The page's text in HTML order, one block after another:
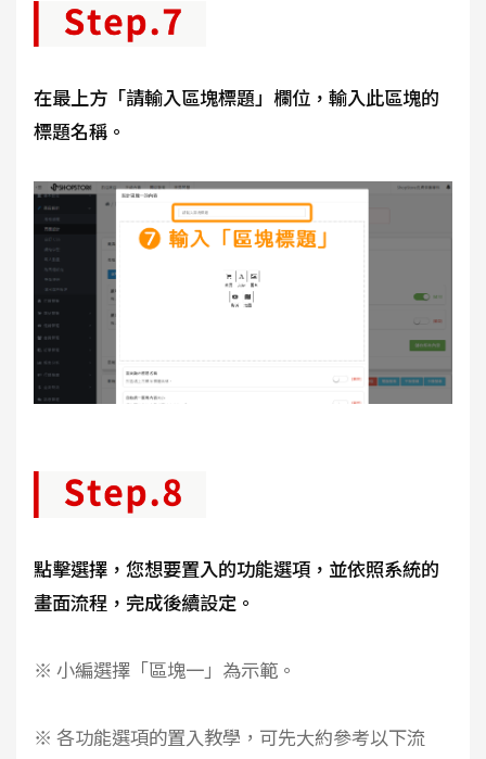
在最上方「請輸入區塊標題」欄位，輸入此區塊的
標題名稱。
點擊選擇，您想要置入的功能選項，並依照系統的
畫面流程，完成後續設定。
※ 小編選擇「區塊一」為示範。
※ 各功能選項的置入教學，可先大約參考以下流